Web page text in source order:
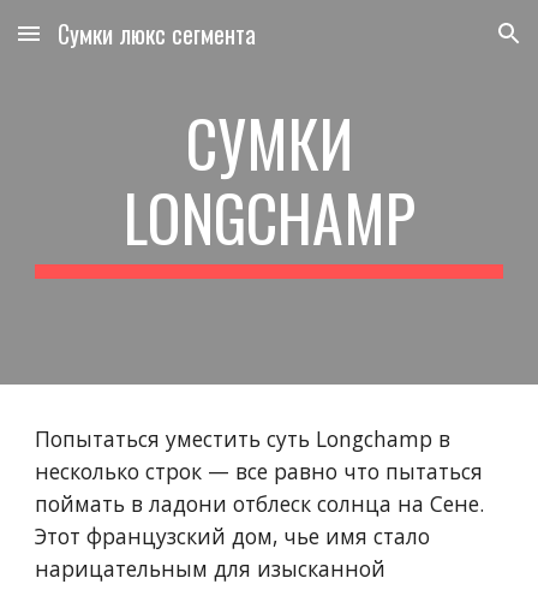
Skip to main content Skip to navigation
Сумки люкс сегмента
СУМКИ
LONGCHAMP
Попытаться уместить суть Longchamp в
несколько строк — все равно что пытаться
поймать в ладони отблеск солнца на Сене.
Этот французский дом, чье имя стало
нарицательным для изысканной